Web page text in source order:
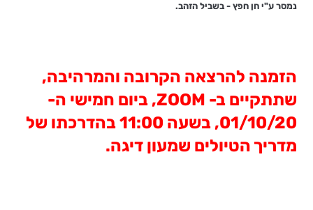
נמסר ע"י חן חפץ - בשביל הזהב.
הזמנה להרצאה הקרובה והמרהיבה,
שתתקיים ב- ZOOM, ביום חמישי ה-
01/10/20, בשעה 11:00 בהדרכתו של
מדריך הטיולים שמעון דיגה.